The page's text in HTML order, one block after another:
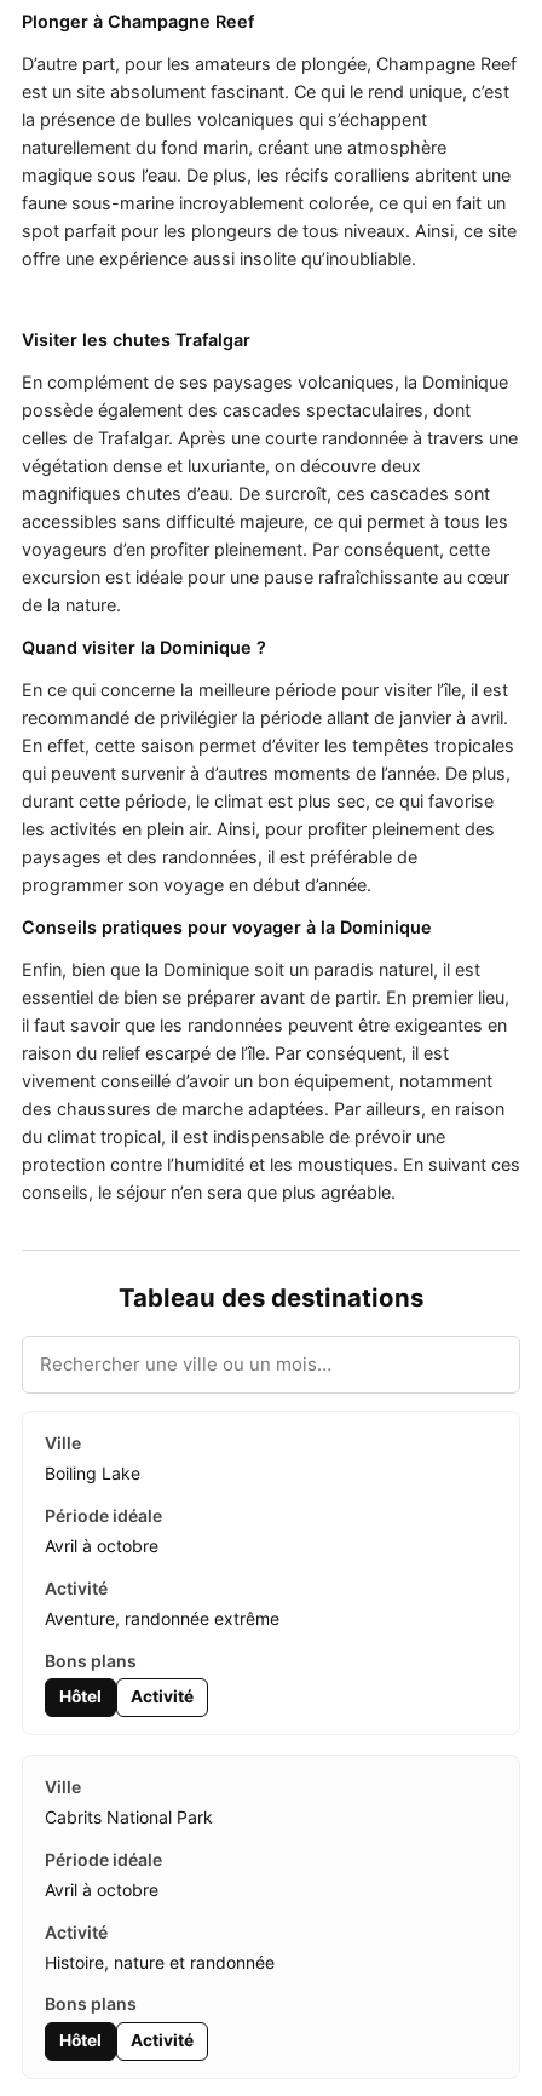
Plonger à Champagne Reef
D’autre part, pour les amateurs de plongée, Champagne Reef
est un site absolument fascinant. Ce qui le rend unique, c’est
la présence de bulles volcaniques qui s’échappent
naturellement du fond marin, créant une atmosphère
magique sous l’eau. De plus, les récifs coralliens abritent une
faune sous-marine incroyablement colorée, ce qui en fait un
spot parfait pour les plongeurs de tous niveaux. Ainsi, ce site
offre une expérience aussi insolite qu’inoubliable.
Visiter les chutes Trafalgar
En complément de ses paysages volcaniques, la Dominique
possède également des cascades spectaculaires, dont
celles de Trafalgar. Après une courte randonnée à travers une
végétation dense et luxuriante, on découvre deux
magnifiques chutes d’eau. De surcroît, ces cascades sont
accessibles sans difficulté majeure, ce qui permet à tous les
voyageurs d’en profiter pleinement. Par conséquent, cette
excursion est idéale pour une pause rafraîchissante au cœur
de la nature.
Quand visiter la Dominique ?
En ce qui concerne la meilleure période pour visiter l’île, il est
recommandé de privilégier la période allant de janvier à avril.
En effet, cette saison permet d’éviter les tempêtes tropicales
qui peuvent survenir à d’autres moments de l’année. De plus,
durant cette période, le climat est plus sec, ce qui favorise
les activités en plein air. Ainsi, pour profiter pleinement des
paysages et des randonnées, il est préférable de
programmer son voyage en début d’année.
Conseils pratiques pour voyager à la Dominique
Enfin, bien que la Dominique soit un paradis naturel, il est
essentiel de bien se préparer avant de partir. En premier lieu,
il faut savoir que les randonnées peuvent être exigeantes en
raison du relief escarpé de l’île. Par conséquent, il est
vivement conseillé d’avoir un bon équipement, notamment
des chaussures de marche adaptées. Par ailleurs, en raison
du climat tropical, il est indispensable de prévoir une
protection contre l’humidité et les moustiques. En suivant ces
conseils, le séjour n’en sera que plus agréable.
Tableau des destinations
Boiling Lake
Avril à octobre
Aventure, randonnée extrême
Hôtel Activité
Cabrits National Park
Avril à octobre
Histoire, nature et randonnée
Hôtel Activité